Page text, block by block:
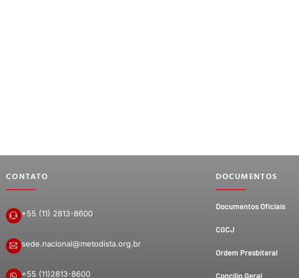
CONTATO
+55 (11) 2813-8600
sede.nacional@metodista.org.br
+55 (11)2813-8600
DOCUMENTOS
Documentos Oficiais
CGCJ
Ordem Presbiteral
Concílio Geral